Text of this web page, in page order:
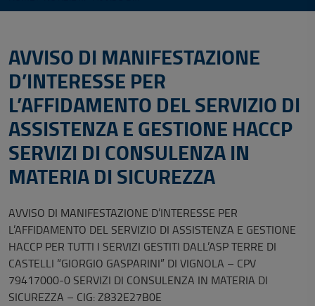
AVVISO DI MANIFESTAZIONE
D’INTERESSE PER
L’AFFIDAMENTO DEL SERVIZIO DI
ASSISTENZA E GESTIONE HACCP
SERVIZI DI CONSULENZA IN
MATERIA DI SICUREZZA
AVVISO DI MANIFESTAZIONE D’INTERESSE PER
L’AFFIDAMENTO DEL SERVIZIO DI ASSISTENZA E GESTIONE
HACCP PER TUTTI I SERVIZI GESTITI DALL’ASP TERRE DI
CASTELLI “GIORGIO GASPARINI” DI VIGNOLA – CPV
79417000-0 SERVIZI DI CONSULENZA IN MATERIA DI
SICUREZZA – CIG: Z832E27B0E